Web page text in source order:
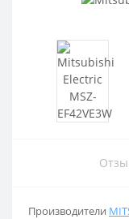
Производители